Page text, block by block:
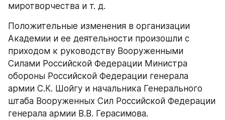
миротворчества и т. д.
Положительные изменения в организации
Академии и ее деятельности произошли с
приходом к руководству Вооруженными
Силами Российской Федерации Министра
обороны Российской Федерации генерала
армии С.К. Шойгу и начальника Генерального
штаба Вооруженных Сил Российской Федерации
генерала армии В.В. Герасимова.